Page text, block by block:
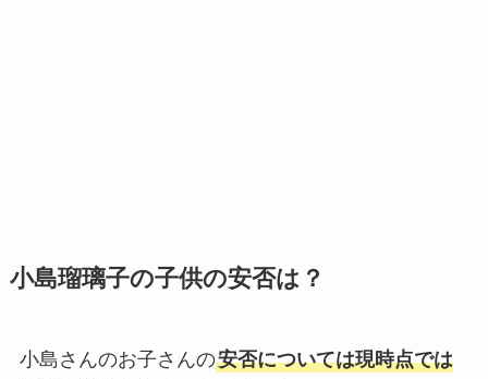
小島瑠璃子の子供の安否は？
小島さんのお子さんの安否については現時点では